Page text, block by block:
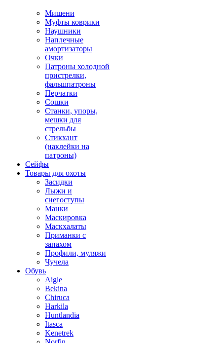
Мишени
Муфты коврики
Наушники
Наплечные
амортизаторы
Очки
Патроны холодной
пристрелки,
фальшпатроны
Перчатки
Сошки
Станки, упоры,
мешки для
стрельбы
Стикхант
(наклейки на
патроны)
Сейфы
Товары для охоты
Засидки
Лыжи и
снегоступы
Манки
Маскировка
Маскхалаты
Приманки с
запахом
Профили, муляжи
Чучела
Обувь
Aigle
Bekina
Chiruсa
Harkila
Huntlandia
Itasca
Kenetrek